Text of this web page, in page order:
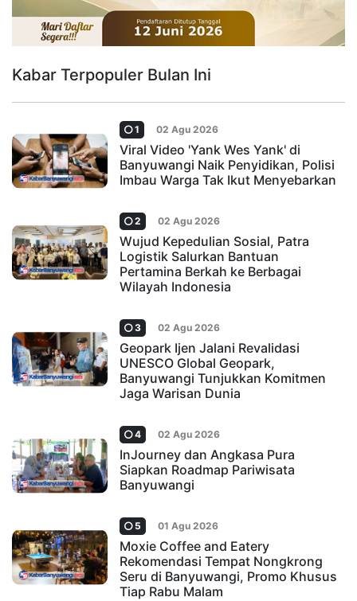
Kabar Terpopuler Bulan Ini
1 02 Agu 2026
Viral Video 'Yank Wes Yank' di
Banyuwangi Naik Penyidikan, Polisi
Imbau Warga Tak Ikut Menyebarkan
2 02 Agu 2026
Wujud Kepedulian Sosial, Patra
Logistik Salurkan Bantuan
Pertamina Berkah ke Berbagai
Wilayah Indonesia
3 02 Agu 2026
Geopark Ijen Jalani Revalidasi
UNESCO Global Geopark,
Banyuwangi Tunjukkan Komitmen
Jaga Warisan Dunia
4 02 Agu 2026
InJourney dan Angkasa Pura
Siapkan Roadmap Pariwisata
Banyuwangi
5 01 Agu 2026
Moxie Coffee and Eatery
Rekomendasi Tempat Nongkrong
Seru di Banyuwangi, Promo Khusus
Tiap Rabu Malam